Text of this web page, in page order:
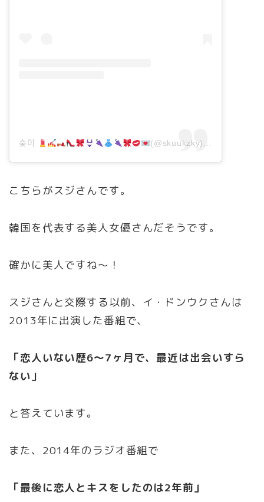
숮이 (@skuukzky)がシェアした投稿
こちらがスジさんです。
韓国を代表する美人女優さんだそうです。
確かに美人ですね～！
スジさんと交際する以前、イ・ドンウクさんは
2013年に出演した番組で、
「恋人いない歴6～7ヶ月で、最近は出会いすら
ない」
と答えています。
また、2014年のラジオ番組で
「最後に恋人とキスをしたのは2年前」